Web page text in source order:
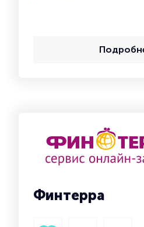
Финтерра